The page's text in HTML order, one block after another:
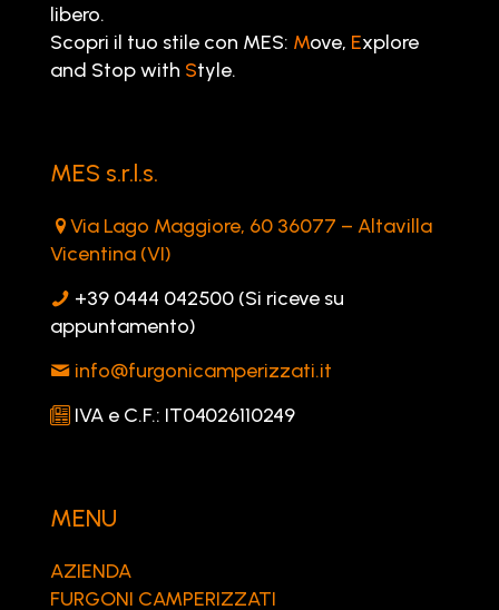
libero.
Scopri il tuo stile con MES: Move, Explore
and Stop with Style.
MES s.r.l.s.
Via Lago Maggiore, 60 36077 – Altavilla
Vicentina (VI)
+39 0444 042500 (Si riceve su
appuntamento)
info@furgonicamperizzati.it
IVA e C.F.: IT04026110249
MENU
AZIENDA
FURGONI CAMPERIZZATI